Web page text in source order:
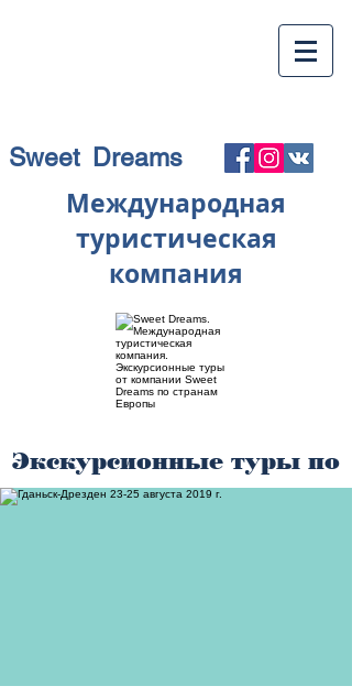
Sweet Dreams
Международная
туристическая
компания
Экскурсионные туры по
странам Европы